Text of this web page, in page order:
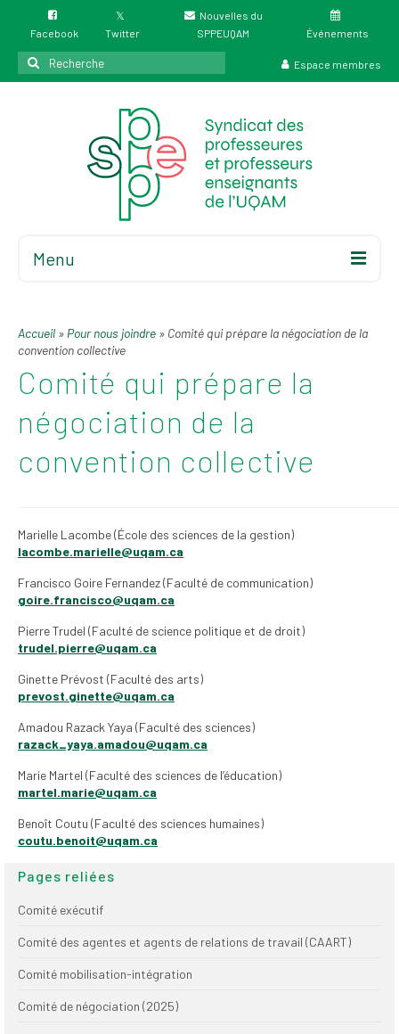
Facebook Twitter
Nouvelles du
SPPEUQAM
Événements
Rechercher
:
Espace membres
Menu
Élections
Résultat des
élections du 4 juin
2026
Mandats des comités
syndicaux et
règlements
Politiques
Signature – Fond
SPPEUQAM
Accueil » Pour nous joindre » Comité qui prépare la négociation de la
convention collective
Comité qui prépare la
négociation de la
convention collective
Marielle Lacombe (École des sciences de la gestion)
lacombe.marielle@uqam.ca
Francisco Goire Fernandez (Faculté de communication)
goire.francisco@uqam.ca
Pierre Trudel (Faculté de science politique et de droit)
trudel.pierre@uqam.ca
Ginette Prévost (Faculté des arts)
prevost.ginette@uqam.ca
Amadou Razack Yaya (Faculté des sciences)
razack_yaya.amadou@uqam.ca
Marie Martel (Faculté des sciences de l’éducation)
martel.marie@uqam.ca
Benoît Coutu (Faculté des sciences humaines)
coutu.benoit@uqam.ca
Pages reliées
Comité exécutif
Comité des agentes et agents de relations de travail (CAART)
Comité mobilisation-intégration
Comité de négociation (2025)